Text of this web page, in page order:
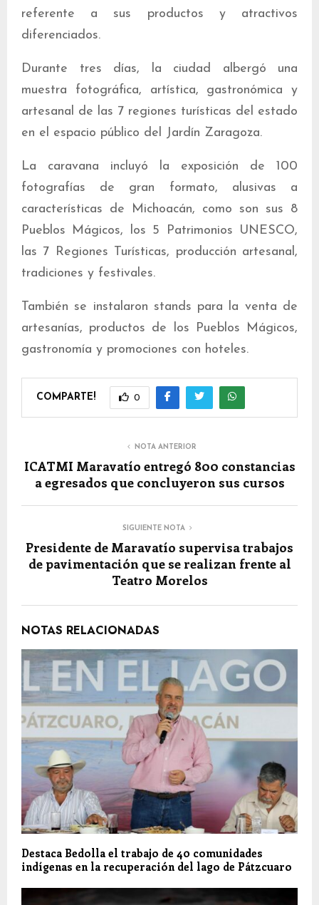
referente a sus productos y atractivos
diferenciados.
Durante tres días, la ciudad albergó una
muestra fotográfica, artística, gastronómica y
artesanal de las 7 regiones turísticas del estado
en el espacio público del Jardín Zaragoza.
La caravana incluyó la exposición de 100
fotografías de gran formato, alusivas a
características de Michoacán, como son sus 8
Pueblos Mágicos, los 5 Patrimonios UNESCO,
las 7 Regiones Turísticas, producción artesanal,
tradiciones y festivales.
También se instalaron stands para la venta de
artesanías, productos de los Pueblos Mágicos,
gastronomía y promociones con hoteles.
COMPARTE! 0
NOTA ANTERIOR
ICATMI Maravatío entregó 800 constancias
a egresados que concluyeron sus cursos
SIGUIENTE NOTA
Presidente de Maravatío supervisa trabajos
de pavimentación que se realizan frente al
Teatro Morelos
NOTAS RELACIONADAS
Destaca Bedolla el trabajo de 40 comunidades
indígenas en la recuperación del lago de Pátzcuaro